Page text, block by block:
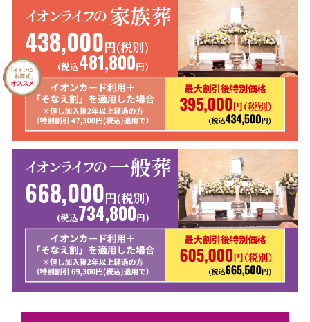
イオンライフの 家族葬
438,000円(税別)
(税込481,800円)
イオンライフの 一般葬
668,000円(税別)
(税込734,800円)